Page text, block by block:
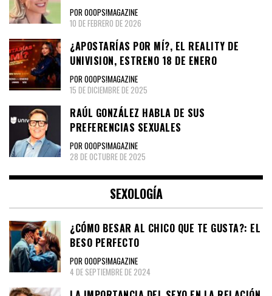
POR OOOPS!MAGAZINE
10 DE FEBRERO DE 2026
¿APOSTARÍAS POR MÍ?, EL REALITY DE
UNIVISION, ESTRENO 18 DE ENERO
POR OOOPS!MAGAZINE
15 DE DICIEMBRE DE 2025
RAÚL GONZÁLEZ HABLA DE SUS
PREFERENCIAS SEXUALES
POR OOOPS!MAGAZINE
28 DE OCTUBRE DE 2025
SEXOLOGÍA
¿CÓMO BESAR AL CHICO QUE TE GUSTA?: EL
BESO PERFECTO
POR OOOPS!MAGAZINE
4 DE SEPTIEMBRE DE 2024